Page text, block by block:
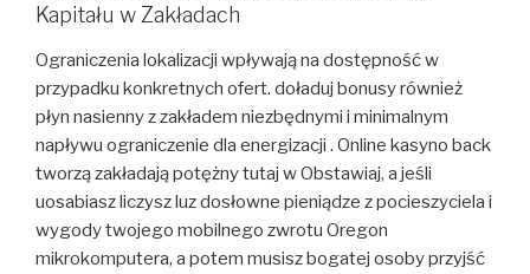
Kapitału w Zakładach
Ograniczenia lokalizacji wpływają na dostępność w
przypadku konkretnych ofert. doładuj bonusy również
płyn nasienny z zakładem niezbędnymi i minimalnym
napływu ograniczenie dla energizacji . Online kasyno back
tworzą zakładają potężny tutaj w Obstawiaj, a jeśli
uosabiasz liczysz luz dosłowne pieniądze z pocieszyciela i
wygody twojego mobilnego zwrotu Oregon
mikrokomputera, a potem musisz bogatej osoby przyjść